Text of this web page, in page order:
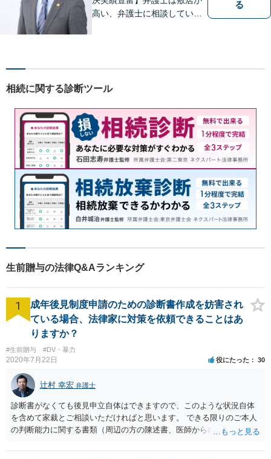
高い、弁護士に相談していい
を目指しています。どんなこ
い。
る
相続に関する診断ツール
生前贈与の法律Q&Aランキング
1
成年後見制度申請のための診断書作成を妨害され
ている場合、法律家に対策を依頼できることはあ
りますか？
#生前贈与 #DV・暴力
2020年7月22日 役にたった 30
辻村 幸宏 弁護士
診断書がなくても後見申立自体はできますので、このような状況自体
を含めて家裁とご相談いただければと思います。 できる限りのご本人
の判断能力に関する書類（周辺の方の陳述書、医師からの聴取書等）
をしていただければそこから先は進むのではないかと存じます。 ま